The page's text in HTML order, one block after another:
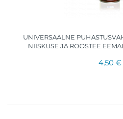
UNIVERSAALNE
NIISKUSE JA ROOSTEE
4,50 €